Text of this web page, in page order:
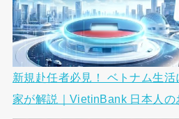
新規赴任者必見！ ベトナム生
家が解説｜VietinBank 日本人の